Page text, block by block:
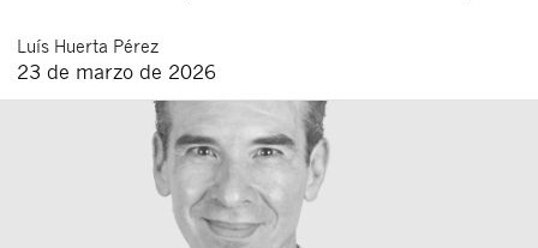
Luís Huerta Pérez
23 de marzo de 2026